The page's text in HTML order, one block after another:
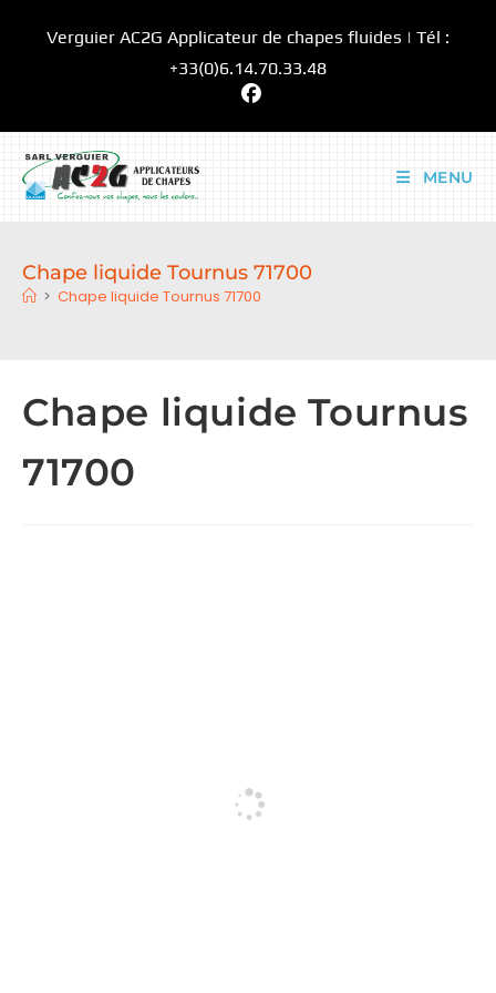
Verguier AC2G Applicateur de chapes fluides | Tél :
+33(0)6.14.70.33.48
MENU
Chape liquide Tournus 71700
> Chape liquide Tournus 71700
Chape liquide Tournus
71700